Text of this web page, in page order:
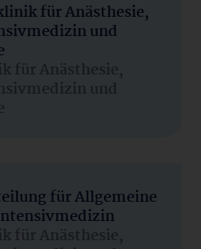
für Anästhesie,
und
für Anästhesie,
und
für Allgemeine
für Anästhesie,